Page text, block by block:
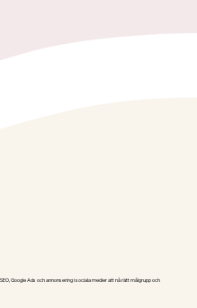
Google Ads och annonsering i sociala medier att nå rätt målgrupp och